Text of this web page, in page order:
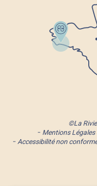
©La
Mentions
Accessibilité non